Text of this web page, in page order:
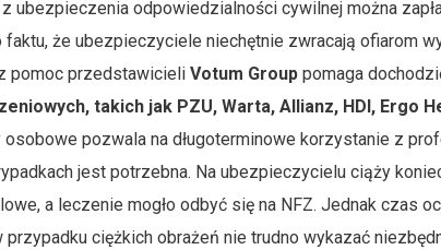
ubezpieczenia odpowiedzialności cywilnej można
faktu, że ubezpieczyciele niechętnie zwracają ofiarom
pomoc przedstawicieli Votum Group pomaga
takich jak PZU, Warta, Allianz, HDI, Ergo
pozwala na długoterminowe korzystanie z
jest potrzebna. Na ubezpieczycielu ciąży
a leczenie mogło odbyć się na NFZ. Jednak czas
przypadku ciężkich obrażeń nie trudno wykazać